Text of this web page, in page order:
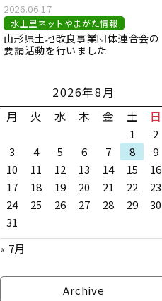
2026.06.17
水土里ネットやまがた情報
山形県土地改良事業団体連合会の
要請活動を行いました
2026年8月
月
火 水 木 金 土 日
1
2
3
4 5 6 7 8
9
10
11 12 13 14 15
16
17
18 19 20 21 22
23
24
25 26 27 28 29
30
31
« 7月
Archive